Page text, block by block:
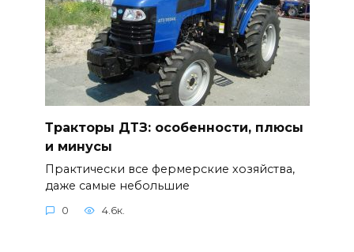
Тракторы ДТЗ: особенности, плюсы
и минусы
Практически все фермерские хозяйства,
даже самые небольшие
0 4.6к.